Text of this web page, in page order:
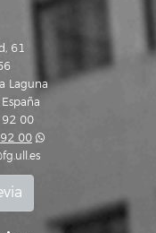
61
Laguna
92 00
00